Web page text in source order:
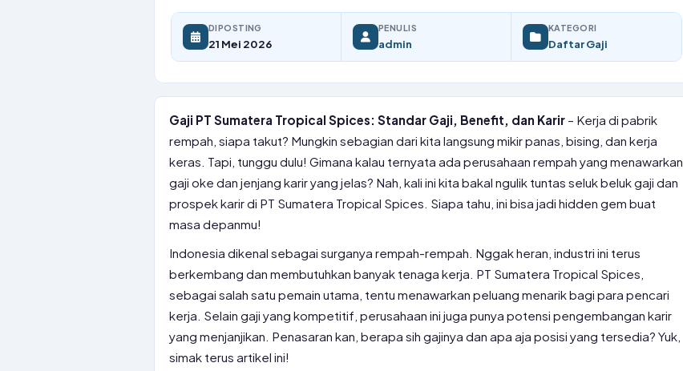
DIPOSTING
21 Mei 2026
PENULIS
admin
KATEGORI
Daftar Gaji
Gaji PT Sumatera Tropical Spices: Standar Gaji, Benefit, dan Karir – Kerja di pabrik
rempah, siapa takut? Mungkin sebagian dari kita langsung mikir panas, bising, dan kerja
keras. Tapi, tunggu dulu! Gimana kalau ternyata ada perusahaan rempah yang menawarkan
gaji oke dan jenjang karir yang jelas? Nah, kali ini kita bakal ngulik tuntas seluk beluk gaji dan
prospek karir di PT Sumatera Tropical Spices. Siapa tahu, ini bisa jadi hidden gem buat
masa depanmu!
Indonesia dikenal sebagai surganya rempah-rempah. Nggak heran, industri ini terus
berkembang dan membutuhkan banyak tenaga kerja. PT Sumatera Tropical Spices,
sebagai salah satu pemain utama, tentu menawarkan peluang menarik bagi para pencari
kerja. Selain gaji yang kompetitif, perusahaan ini juga punya potensi pengembangan karir
yang menjanjikan. Penasaran kan, berapa sih gajinya dan apa aja posisi yang tersedia? Yuk,
simak terus artikel ini!